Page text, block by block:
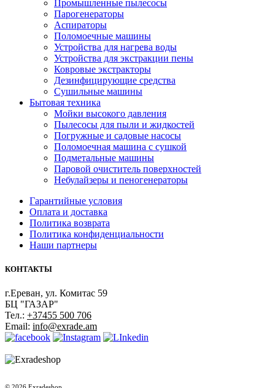
Промышленные пылесосы
Парогенераторы
Аспираторы
Поломоечные машины
Устройства для нагрева воды
Устройства для экстракции пены
Ковровые экстракторы
Дезинфицирующие средства
Сушильные машины
Бытовая техника
Мойки высокого давления
Пылесосы для пыли и жидкостей
Погружные и садовые насосы
Поломоечная машина с сушкой
Подметальные машины
Паровой очиститель поверхностей
Небулайзеры и пеногенераторы
Гарантийные условия
Оплата и доставка
Политика возврата
Политика конфиденциальности
Наши партнеры
КОНТАКТЫ
г.Ереван, ул. Комитас 59
БЦ "ГАЗАР"
Тел.: +37455 500 706
Email: info@exrade.am